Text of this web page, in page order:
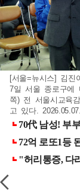
[서울=뉴시스] 김
7일 서울 종로구에
쪽) 전 서울시교육
고 있다.